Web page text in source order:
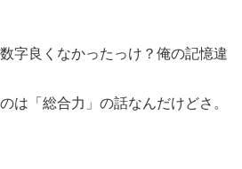
字良くなかったっけ？俺の記憶違
は「総合力」の話なんだけどさ。